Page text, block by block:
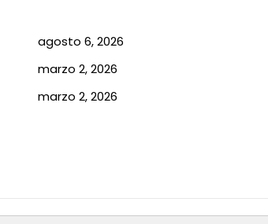
agosto 6, 2026
marzo 2, 2026
marzo 2, 2026